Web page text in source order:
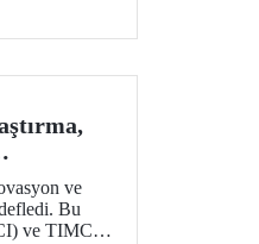
ve
Bu
ve TIMC